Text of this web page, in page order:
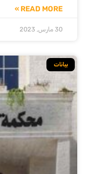
READ MORE »
30 مارس, 2023
بيانات